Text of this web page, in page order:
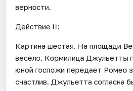
верности.
Действие II:
Картина шестая. На площади
весело. Кормилица Джульетты
юной госпожи передаёт Ромео
счастлив. Джульетта согласна